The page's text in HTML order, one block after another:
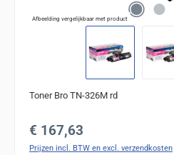
Afbeelding vergelijkbaar met product
Toner Bro TN-326M rd
Normale prijs:
€ 167,63
Prijzen incl. BTW en excl. verzendkosten